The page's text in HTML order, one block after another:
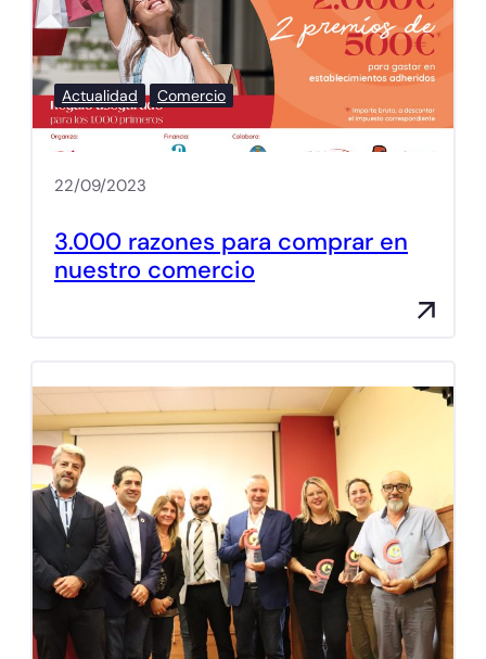
Actualidad Comercio
22/09/2023
3.000 razones para comprar en
nuestro comercio